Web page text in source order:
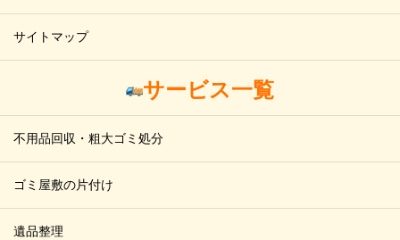
サイトマップ
サービス一覧
不用品回収・粗大ゴミ処分
ゴミ屋敷の片付け
遺品整理